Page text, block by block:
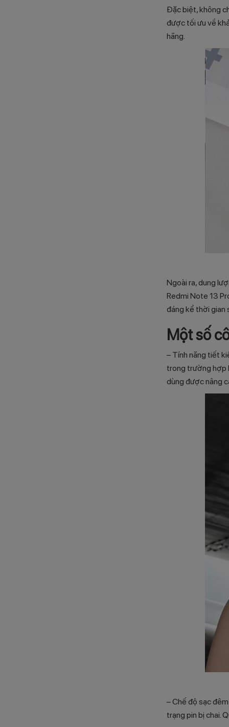
Đặc biệt, không
được tối ưu về
hãng.
Ngoài ra, dung
Redmi Note 13
đáng kể thời gian
Một số
– Tính năng tiết
trong trường hợp
dùng được nâng
– Chế độ sạc
trạng pin bị chai.